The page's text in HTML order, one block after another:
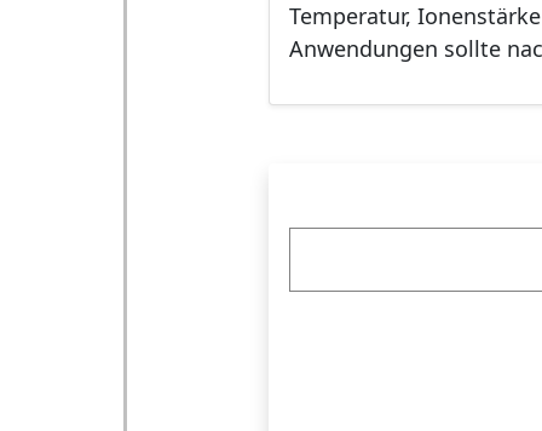
Temperatur,
Anwendungen sollte